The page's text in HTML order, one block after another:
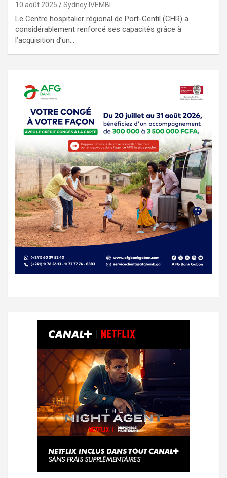
10 août 2025 Sydney IVEMBI
Le Centre hospitalier régional de Port-Gentil (CHR) a
considérablement renforcé ses capacités grâce à
l’acquisition d’un…